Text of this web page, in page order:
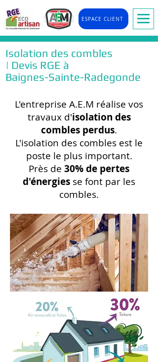
ESPACE CLIENT
Isolation des combles
| Devis RGE à
Baignes-Sainte-Radegonde
L'entreprise A.E.M réalise vos
travaux d'isolation des
combles perdus.
L'isolation des combles est le
poste le plus important.
Près de 30% de pertes
d'énergies se font par les
combles.